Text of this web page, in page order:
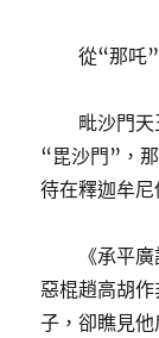
從“那吒
毗沙門
“毘沙門”，
待在釋迦牟
《承平
惡棍趙高胡
子，卻瞧見